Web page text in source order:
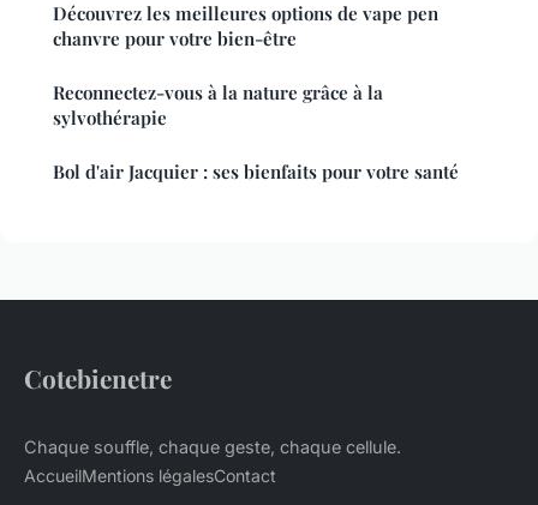
Découvrez les meilleures options de vape pen
chanvre pour votre bien-être
Reconnectez-vous à la nature grâce à la
sylvothérapie
Bol d'air Jacquier : ses bienfaits pour votre santé
Cotebienetre
Chaque souffle, chaque geste, chaque cellule.
AccueilMentions légalesContact